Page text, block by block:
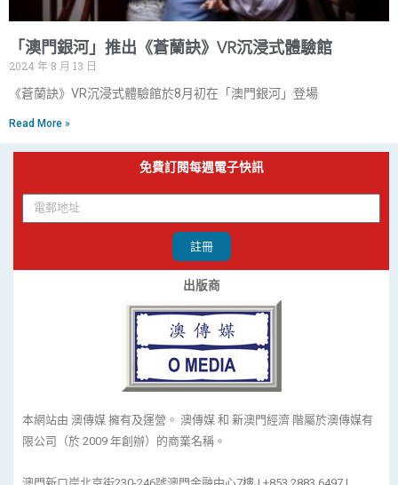
「澳門銀河」推出《蒼蘭訣》VR沉浸式體驗館
2024 年 8 月 13 日
《蒼蘭訣》VR沉浸式體驗館於8月初在「澳門銀河」登場
Read More »
免費訂閱每週電子快訊
註冊
出版商
本網站由 澳傳媒 擁有及運營。 澳傳媒 和 新澳門經濟 階屬於澳傳媒有
限公司（於 2009 年創辦）的商業名稱。
澳門新口岸北京街230-246號澳門金融中心7樓J +853 2883 6497 |